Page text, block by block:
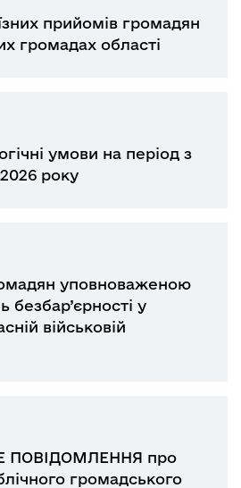
прийомів громадян
громадах області
умови на період з
року
уповноваженою
безбар’єрності у
військовій
ПОВІДОМЛЕННЯ про
громадського